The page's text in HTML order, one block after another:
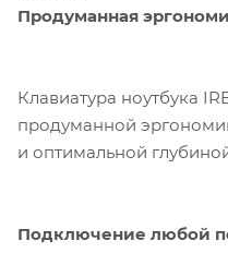
Продуманная
Клавиатура ноутбука
продуманной
и оптимальной
Подключение любой